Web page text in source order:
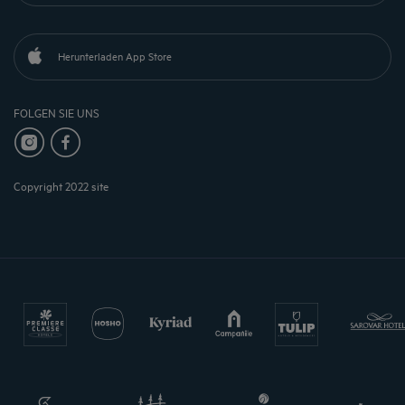
Herunterladen App Store
FOLGEN SIE UNS
Copyright 2022 site